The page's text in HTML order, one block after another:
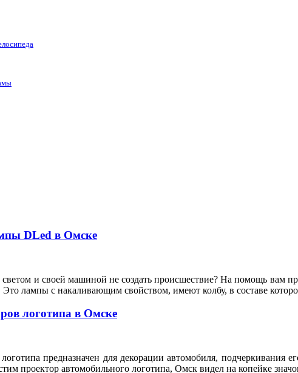
DLed в Омске
и своей машиной не создать происшествие? На помощь вам
лампы с накаливающим свойством, имеют колбу, в составе
логотипа в Омске
предназначен для декорации автомобиля,
проектор автомобильного логотипа, Омск видел на копейке